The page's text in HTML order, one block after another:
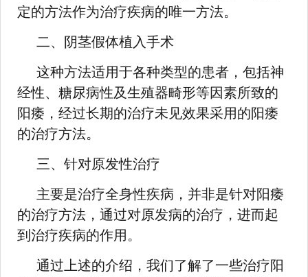
定的方法作为治疗疾病的唯一方法。
二、阴茎假体植入手术
这种方法适用于各种类型的患者，包括神
经性、糖尿病性及生殖器畸形等因素所致的
阳痿，经过长期的治疗未见效果采用的阳痿
的治疗方法。
三、针对原发性治疗
主要是治疗全身性疾病，并非是针对阳痿
的治疗方法，通过对原发病的治疗，进而起
到治疗疾病的作用。
通过上述的介绍，我们了解了一些治疗阳